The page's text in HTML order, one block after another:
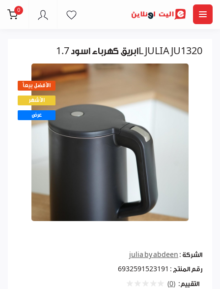
0
ابريق كهرباء اسود 1.7L JULIA JU1320
الأفضل بيعاً
الأشهر
عرض
الشركة : julia by abdeen
رقم المنتج : 6932591523191
التقييم: (0)